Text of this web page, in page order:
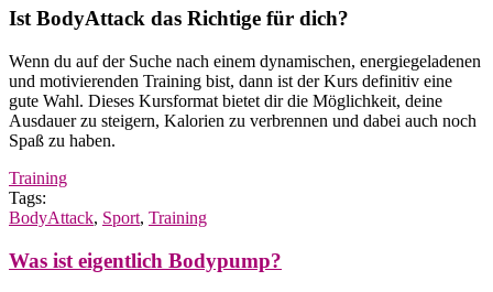
Ist BodyAttack das Richtige für dich?
Wenn du auf der Suche nach einem dynamischen, energiegeladenen
und motivierenden Training bist, dann ist der Kurs definitiv eine
gute Wahl. Dieses Kursformat bietet dir die Möglichkeit, deine
Ausdauer zu steigern, Kalorien zu verbrennen und dabei auch noch
Spaß zu haben.
Training
Tags:
BodyAttack, Sport, Training
Was ist eigentlich Bodypump?